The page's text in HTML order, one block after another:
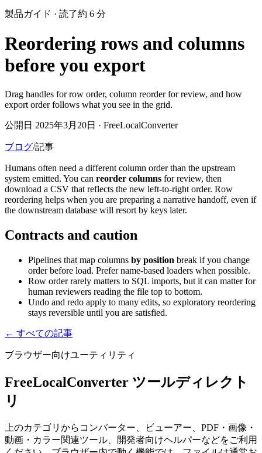
製品ガイド · 読了約 6 分
Reordering rows and columns
before you export
Drag handles for row order, column reorder for review, and how
export order follows what you see in the grid.
公開日 2025年3月20日 · FreeLocalConverter
ブログ/記事
Humans often need a different column order than the upstream
system emitted. You can reorder columns for review, then
download a CSV that reflects the new left-to-right order. Row
reordering helps when you are preparing a narrative handoff, even if
the downstream database will resort by keys later.
Contracts and caution
Pipelines that map columns by position break if you change
order before load. Prefer name-based loaders when possible.
Row order rarely matters to SQL imports, but it can matter for
human reviewers reading the file top to bottom.
Undo and redo apply to many edits, so exploratory reordering
stays reversible until you are satisfied.
← すべての記事
ブラウザー向けユーティリティ
FreeLocalConverter ツールディレクト
リ
上のカテゴリからコンバーター、ビューアー、PDF・画像・
動画・カラー関連ツール、開発者向けヘルパーなどをご利用